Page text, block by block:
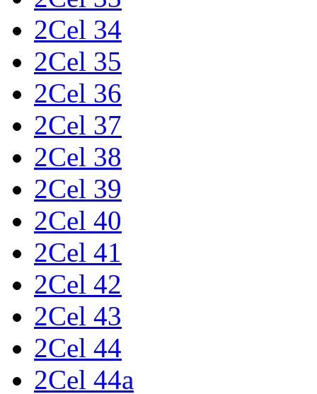
2Cel 34
2Cel 35
2Cel 36
2Cel 37
2Cel 38
2Cel 39
2Cel 40
2Cel 41
2Cel 42
2Cel 43
2Cel 44
2Cel 44a